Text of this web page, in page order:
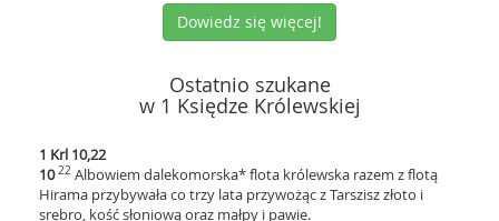
Dowiedz się więcej!
Ostatnio szukane
w 1 Księdze Królewskiej
1 Krl 10,22
1022 Albowiem dalekomorska* flota królewska razem z flotą
Hirama przybywała co trzy lata przywożąc z Tarszisz złoto i
srebro, kość słoniową oraz małpy i pawie.